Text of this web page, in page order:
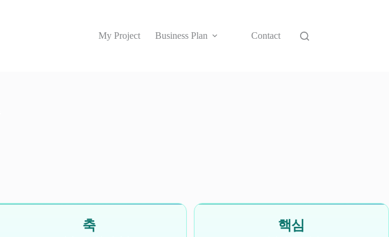
My Project Business Plan Contact
축 핵심